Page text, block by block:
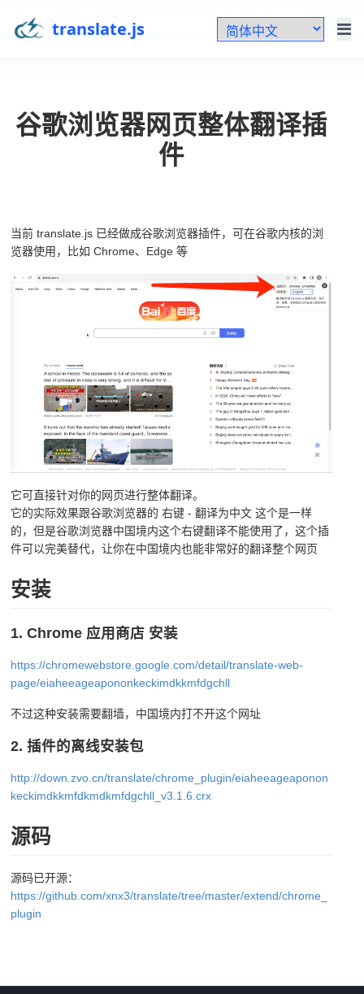
translate.js
谷歌浏览器网页整体翻译插
件
当前 translate.js 已经做成谷歌浏览器插件，可在谷歌内核的浏
览器使用，比如 Chrome、Edge 等
它可直接针对你的网页进行整体翻译。
它的实际效果跟谷歌浏览器的 右键 - 翻译为中文 这个是一样
的，但是谷歌浏览器中国境内这个右键翻译不能使用了，这个插
件可以完美替代，让你在中国境内也能非常好的翻译整个网页
安装
1. Chrome 应用商店 安装
https://chromewebstore.google.com/detail/translate-web-
page/eiaheeageapononkeckimdkkmfdgchll
不过这种安装需要翻墙，中国境内打不开这个网址
2. 插件的离线安装包
http://down.zvo.cn/translate/chrome_plugin/eiaheeageaponon
keckimdkkmfdkmdkmfdgchll_v3.1.6.crx
源码
源码已开源：
https://github.com/xnx3/translate/tree/master/extend/chrome_
plugin